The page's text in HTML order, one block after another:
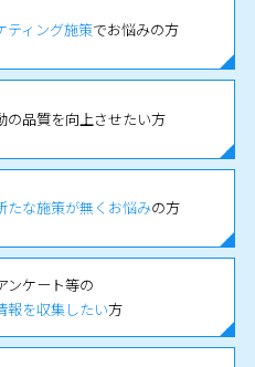
ティング施策でお悩みの方
の品質を向上させたい方
たな施策が無くお悩みの方
ンケート等の
報を収集したい方